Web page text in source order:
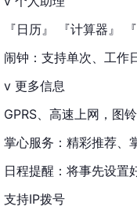
『日历』 『计算器』
闹钟：支持单次、工作
v 更多信息
GPRS、高速上网，图
掌心服务：精彩推荐、
日程提醒：将事先设置
支持IP拨号